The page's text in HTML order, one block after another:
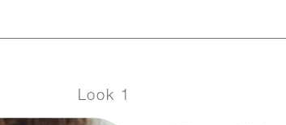
Look 1